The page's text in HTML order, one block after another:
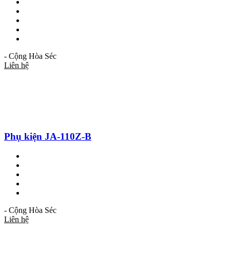
- Cộng Hòa Séc
Liên hệ
Phụ kiện JA-110Z-B
- Cộng Hòa Séc
Liên hệ